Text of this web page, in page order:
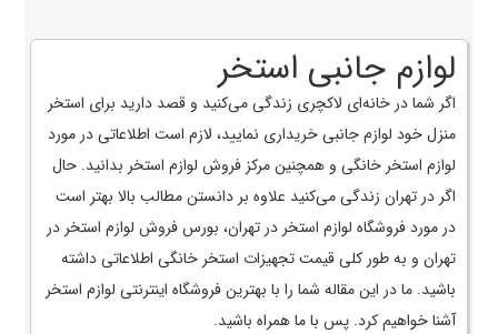
لوازم جانبی استخر
اگر شما در خانه‌ای لاکچری زندگی می‌کنید و قصد دارید برای استخر
منزل خود لوازم جانبی خریداری نمایید، لازم است اطلاعاتی در مورد
لوازم استخر خانگی و همچنین مرکز فروش لوازم استخر بدانید. حال
اگر در تهران زندگی می‌کنید علاوه بر دانستن مطالب بالا بهتر است
در مورد فروشگاه لوازم استخر در تهران، بورس فروش لوازم استخر در
تهران و به ‌طور کلی قیمت تجهیزات استخر خانگی اطلاعاتی داشته
باشید. ما در این مقاله شما را با بهترین فروشگاه اینترنتی لوازم استخر
آشنا خواهیم کرد. پس با ما همراه باشید.